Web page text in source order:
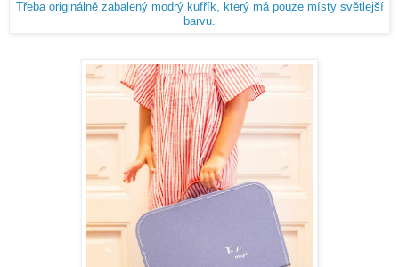
Třeba originálně zabalený modrý kufřík, který má pouze místy světlejší
barvu.